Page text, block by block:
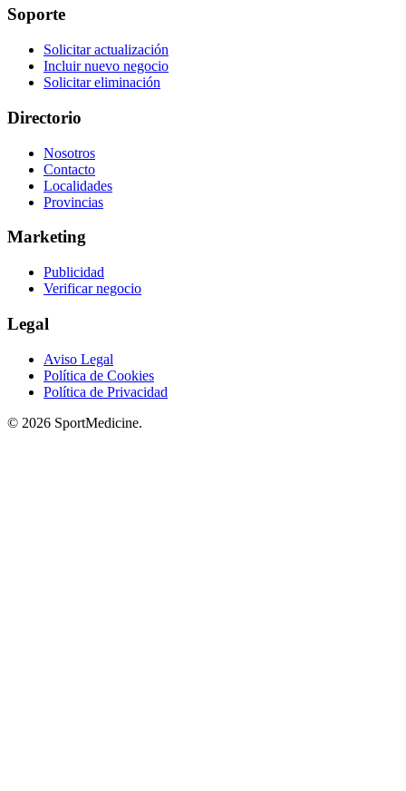
Soporte
Solicitar actualización
Incluir nuevo negocio
Solicitar eliminación
Directorio
Nosotros
Contacto
Localidades
Provincias
Marketing
Publicidad
Verificar negocio
Legal
Aviso Legal
Política de Cookies
Política de Privacidad
© 2026 SportMedicine.